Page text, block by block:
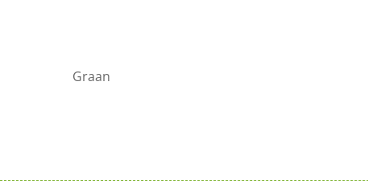
Graan